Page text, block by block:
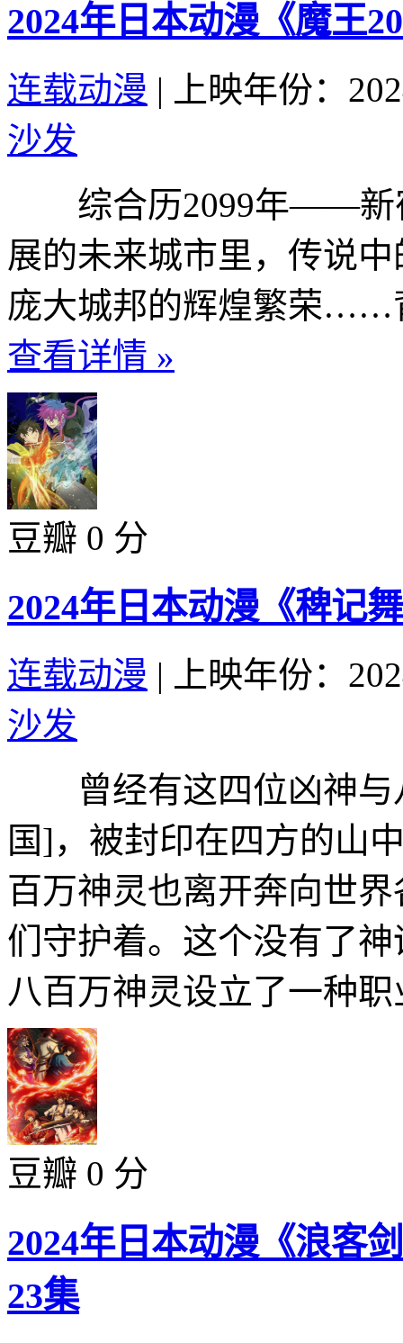
2024年日本动漫《魔王
连载动漫 |
上映年份：
沙发
综合历2099年——新宿
展的未来城市里，传说
庞大城邦的辉煌繁荣……
查看详情 »
豆瓣 0 分
2024年日本动漫《稗记
连载动漫 |
上映年份：
沙发
曾经有这四位凶神与
国]，被封印在四方的山
百万神灵也离开奔向世
们守护着。这个没有了
八百万神灵设立了一种
豆瓣 0 分
2024年日本动漫《浪客
23集